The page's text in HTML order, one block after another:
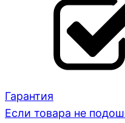
Гарантия
Если товара не